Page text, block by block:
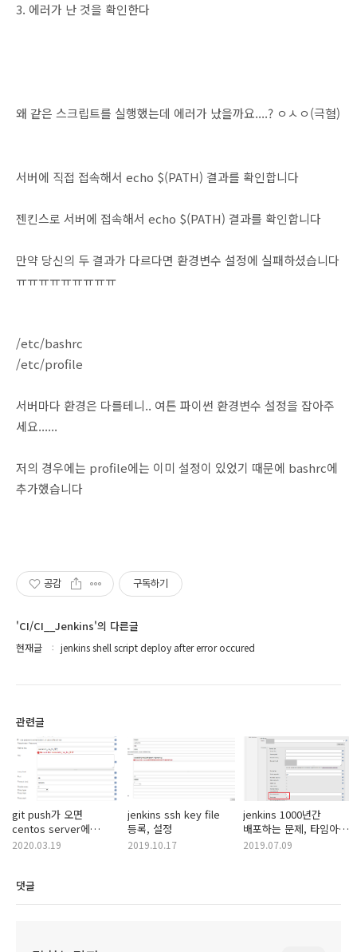
3. 에러가 난 것을 확인한다
왜 같은 스크립트를 실행했는데 에러가 났을까요....? ㅇㅅㅇ(극혐)
​서버에 직접 접속해서 echo $(PATH) 결과를 확인합니다
젠킨스로 서버에 접속해서 echo $(PATH) 결과를 확인합니다
만약 당신의 두 결과가 다르다면 환경변수 설정에 실패하셨습니다
ㅠㅠㅠㅠㅠㅠㅠㅠㅠ
/etc/bashrc
/etc/profile
서버마다 환경은 다를테니.. 여튼 파이썬 환경변수 설정을 잡아주
세요......
저의 경우에는 profile에는 이미 설정이 있었기 때문에 bashrc에
추가했습니다
공감 구독하기
'CI/CI__Jenkins'의 다른글
현재글 jenkins shell script deploy after error occured
관련글
git push가 오면
centos server에
jenkins가 자동으로
2020.03.19
jenkins ssh key file
등록, 설정
2019.10.17
jenkins 1000년간
배포하는 문제, 타임아웃
문제
2019.07.09
댓글